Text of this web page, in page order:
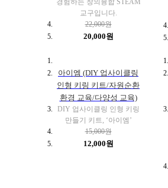
경험하는 창의융합 STEAM
교구입니다.
22,000원
20,000원
아이엠 (DIY 업사이클링
인형 키링 키트/자원순환
환경 교육/다양성 교육)
DIY 업사이클링 인형 키링
만들기 키트, ‘아이엠’
15,000원
12,000원